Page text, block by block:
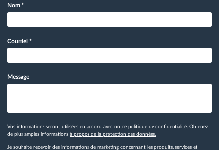
Nom *
Courriel *
Message
Vos informations seront utilisées en accord avec notre politique de confidentialité . Obtenez
de plus amples informations à propos de la protection des données.
Je souhaite recevoir des informations de marketing concernant les produits, services et